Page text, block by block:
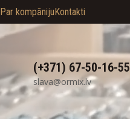
Par kompānijuKontakti
(+371) 67-50-16-55
slava@ormix.lv